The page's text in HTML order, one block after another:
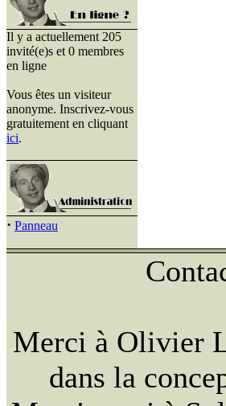
Il y a actuellement 205
invité(e)s et 0 membres
en ligne
Vous êtes un visiteur
anonyme. Inscrivez-vous
gratuitement en cliquant
ici.
· Panneau
Merci à Olivier
dans la